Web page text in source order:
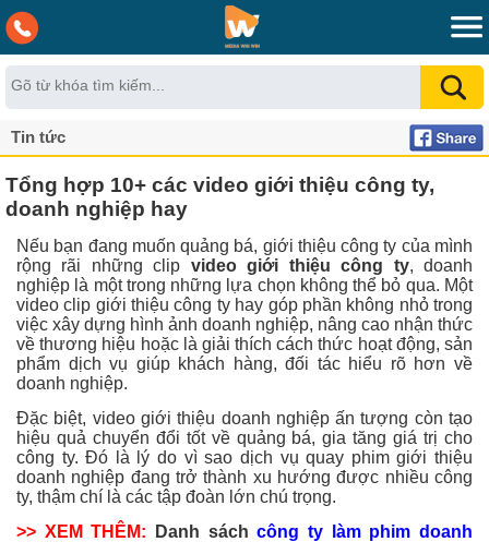
Tin tức
Tổng hợp 10+ các video giới thiệu công ty,
doanh nghiệp hay
Nếu bạn đang muốn quảng bá, giới thiệu công ty của mình
rộng rãi những clip video giới thiệu công ty, doanh
nghiệp là một trong những lựa chọn không thể bỏ qua. Một
video clip giới thiệu công ty hay góp phần không nhỏ trong
việc xây dựng hình ảnh doanh nghiệp, nâng cao nhận thức
về thương hiệu hoặc là giải thích cách thức hoạt động, sản
phẩm dịch vụ giúp khách hàng, đối tác hiểu rõ hơn về
doanh nghiệp.
Đặc biệt, video giới thiệu doanh nghiệp ấn tượng còn tạo
hiệu quả chuyển đổi tốt về quảng bá, gia tăng giá trị cho
công ty. Đó là lý do vì sao dịch vụ quay phim giới thiệu
doanh nghiệp đang trở thành xu hướng được nhiều công
ty, thậm chí là các tập đoàn lớn chú trọng.
>> XEM THÊM:
Danh sáchcông ty làm phim doanh